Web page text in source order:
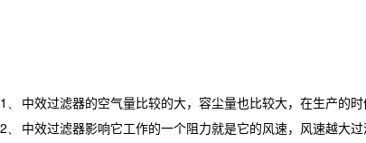
1、
中效过滤器的空气量比较的大，容尘量也比较大，在生产的
2、
中效过滤器影响它工作的一个阻力就是它的风速，风速越大